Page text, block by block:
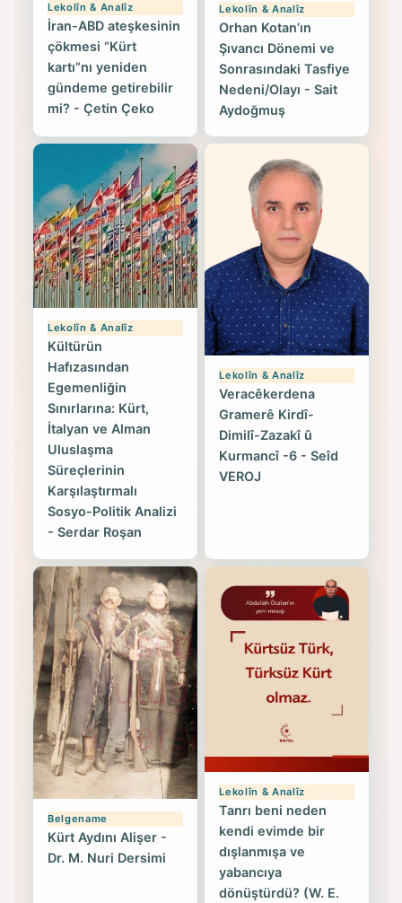
Lekolîn & Analîz
İran-ABD ateşkesinin
çökmesi “Kürt
kartı”nı yeniden
gündeme getirebilir
mi? - Çetin Çeko
Lekolîn & Analîz
Orhan Kotan’ın
Şıvancı Dönemi ve
Sonrasındaki Tasfiye
Nedeni/Olayı - Sait
Aydoğmuş
Lekolîn & Analîz
Kültürün
Hafızasından
Egemenliğin
Sınırlarına: Kürt,
İtalyan ve Alman
Uluslaşma
Süreçlerinin
Karşılaştırmalı
Sosyo-Politik Analizi
- Serdar Roşan
Lekolîn & Analîz
Veracêkerdena
Gramerê Kirdî-
Dimilî-Zazakî û
Kurmancî -6 - Seîd
VEROJ
Belgename
Kürt Aydını Alişer -
Dr. M. Nuri Dersimi
Lekolîn & Analîz
Tanrı beni neden
kendi evimde bir
dışlanmışa ve
yabancıya
dönüştürdü? (W. E.